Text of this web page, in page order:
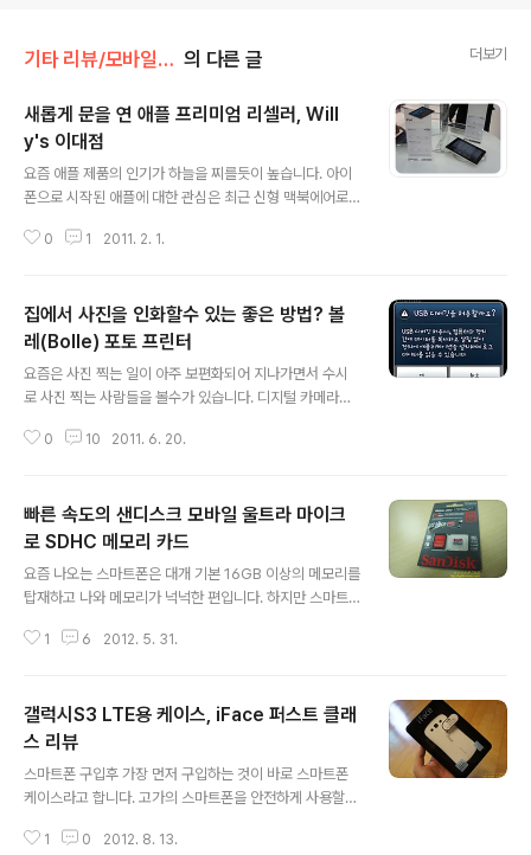
기타 리뷰/모바일 관련 기기 및 악세사리 의 다른 글 더보기
새롭게 문을 연 애플 프리미엄 리셀러, Will
y's 이대점
요즘 애플 제품의 인기가 하늘을 찌를듯이 높습니다. 아이
폰으로 시작된 애플에 대한 관심은 최근 신형 맥북에어로
제품을 갖고 싶어하는 사람들이 부쩍 늘었습니다. 저도 그
곳의 애플 제품 판매점이 오픈한 상태이지만 애플의 높은
인기를 실감하듯 Willy's란 이름의 새로운 애플 프리미엄
리셀러(Premium Reseller)가 생겼더군요. Willy's 1호
점은 신촌 이대입구역 3번출구로 나오면 바로 앞에 위치하
고 있습니다. 오픈은 1월 29일이라고 하는데 곧 구정 연휴
이고 해서 구정이 끝나고 나서부터 본격적인 판매에 들어
0 1 2011. 2. 1.
집에서 사진을 인화할수 있는 좋은 방법? 볼
레(Bolle) 포토 프린터
요즘은 사진 찍는 일이 아주 보편화되어 지나가면서 수시
로 사진 찍는 사람들을 볼수가 있습니다. 디지털 카메라가
대중화가 더 주된 원인이라고 할수 있습니다. 하지만 그렇
렸죠. 예전에는 사진을 인화하면 매우 소중하게 여겼는데
요즘은 사진을 많이 찍긴 하지만 사진을 인화하는 일 자체
가 줄어들어 사진의 가치가 예전처럼 중요하게 여겨지지
않는것 같습니다. 하지만 아직도 사진을 인화하는일은 필
요합니다. 또 그것을 즐기고 중요하게 여기는 사람들도 있
기 마련이죠. 이런 분들에게 하나쯤 있으면 좋을만한 포토
0 10 2011. 6. 20.
빠른 속도의 샌디스크 모바일 울트라 마이크
로 SDHC 메모리 카드
요즘 나오는 스마트폰은 대개 기본 16GB 이상의 메모리를
탑재하고 나와 메모리가 넉넉한 편입니다. 하지만 스마트
동영상 촬영도 가능해지면서 메모리 사용량도 많아지는 추
부족한 경우 할 수 있는 조치는 두가지입니다. 하나는 스마
트폰에 저장된 사진이나 동영상을 클라우드나 PC 등으로
옮겨 스마트폰 메모리 공간을 확보하는 것이고 다른 하나
는 추가 메모리를 사용해 메모리 용량을 늘려주는 방법입
니다. 아이폰같은 경우는 추가로 메모리를 늘려줄수 없어
아이클라우드를 활용하거나 PC에 백업을 하는 방법을 쓸
1 6 2012. 5. 31.
갤럭시S3 LTE용 케이스, iFace 퍼스트 클래
스 리뷰
스마트폰 구입후 가장 먼저 구입하는 것이 바로 스마트폰
케이스라고 합니다. 고가의 스마트폰을 안전하게 사용할
에 스마트폰 케이스 사용은 거의 필수로 자리잡았다고 보
1 0 2012. 8. 13.